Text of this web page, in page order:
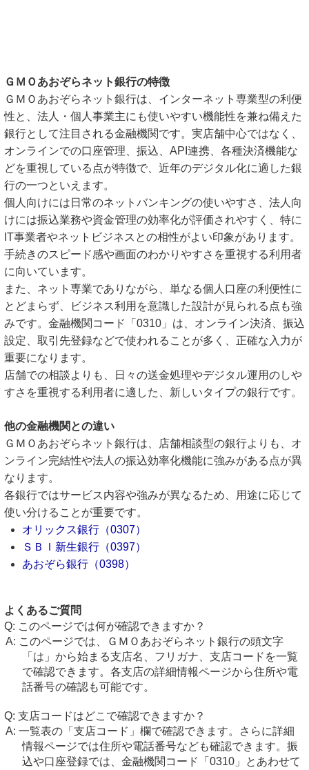
ＧＭＯあおぞらネット銀行の特徴
ＧＭＯあおぞらネット銀行は、インターネット専業型の利便
性と、法人・個人事業主にも使いやすい機能性を兼ね備えた
銀行として注目される金融機関です。実店舗中心ではなく、
オンラインでの口座管理、振込、API連携、各種決済機能な
どを重視している点が特徴で、近年のデジタル化に適した銀
行の一つといえます。
個人向けには日常のネットバンキングの使いやすさ、法人向
けには振込業務や資金管理の効率化が評価されやすく、特に
IT事業者やネットビジネスとの相性がよい印象があります。
手続きのスピード感や画面のわかりやすさを重視する利用者
に向いています。
また、ネット専業でありながら、単なる個人口座の利便性に
とどまらず、ビジネス利用を意識した設計が見られる点も強
みです。金融機関コード「0310」は、オンライン決済、振込
設定、取引先登録などで使われることが多く、正確な入力が
重要になります。
店舗での相談よりも、日々の送金処理やデジタル運用のしや
すさを重視する利用者に適した、新しいタイプの銀行です。
他の金融機関との違い
ＧＭＯあおぞらネット銀行は、店舗相談型の銀行よりも、オ
ンライン完結性や法人の振込効率化機能に強みがある点が異
なります。
各銀行ではサービス内容や強みが異なるため、用途に応じて
使い分けることが重要です。
オリックス銀行（0307）
ＳＢＩ新生銀行（0397）
あおぞら銀行（0398）
よくあるご質問
このページでは何が確認できますか？
このページでは、ＧＭＯあおぞらネット銀行の頭文字
「は」から始まる支店名、フリガナ、支店コードを一覧
で確認できます。各支店の詳細情報ページから住所や電
話番号の確認も可能です。
支店コードはどこで確認できますか？
一覧表の「支店コード」欄で確認できます。さらに詳細
情報ページでは住所や電話番号なども確認できます。振
込や口座登録では、金融機関コード「0310」とあわせて